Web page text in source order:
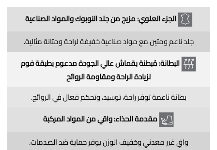
الجزء العلوي: مزيج من جلد النوبوك والمواد الصناعية
جلد ناعم ومتين مع مواد صناعية خفيفة لراحة ومتانة مثالية.
البطانة: مُبطنة بقماش عالي الجودة مدعوم بطبقة فوم
لزيادة الراحة ومقاومة الروائح
بطانة ناعمة توفر راحة، توسيد، وتحكم فعال في الروائح.
مقدمة الحذاء: واقي من المواد المركبة
واقٍ غير معدني وخفيف الوزن يوفر حماية ضد الصدمات.